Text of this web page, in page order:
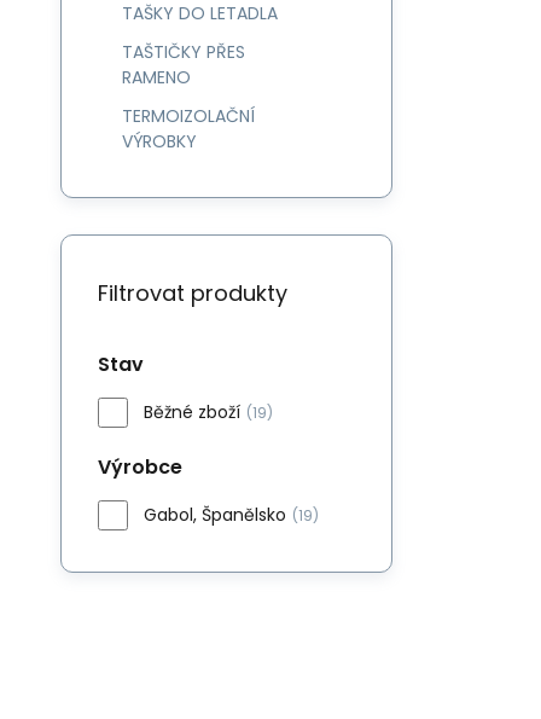
TAŠKY DO LETADLA
TAŠTIČKY PŘES
RAMENO
TERMOIZOLAČNÍ
VÝROBKY
Filtrovat produkty
Stav
Běžné zboží (19)
Výrobce
Gabol, Španělsko (19)